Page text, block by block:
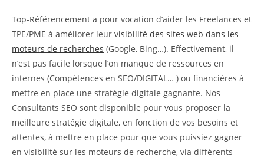
Top-Référencement a pour vocation d’aider les Freelances et
TPE/PME à améliorer leur visibilité des sites web dans les
moteurs de recherches (Google, Bing…). Effectivement, il
n’est pas facile lorsque l’on manque de ressources en
internes (Compétences en SEO/DIGITAL… ) ou financières à
mettre en place une stratégie digitale gagnante. Nos
Consultants SEO sont disponible pour vous proposer la
meilleure stratégie digitale, en fonction de vos besoins et
attentes, à mettre en place pour que vous puissiez gagner
en visibilité sur les moteurs de recherche, via différents